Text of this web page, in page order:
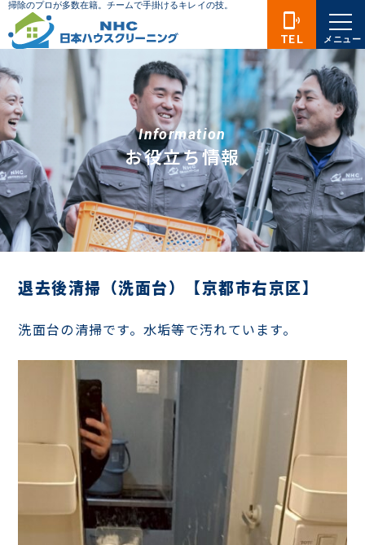
Information
お役立ち情報
退去後清掃（洗面台）【京都市右京区】
洗面台の清掃です。水垢等で汚れています。
phonelink_ring
TEL メニュー